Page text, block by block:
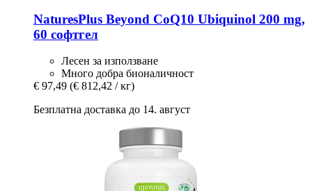
NaturesPlus Beyond CoQ10 Ubiquinol 200 mg,
60 софтгел
Лесен за използване
Много добра бионаличност
€ 97,49 (€ 812,42 / кг)
Безплатна доставка до 14. август